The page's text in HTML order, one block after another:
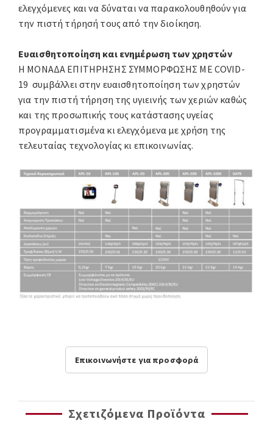
ελεγχόμενες και να δύναται να παρακολουθηθούν για
την πιστή τήρησή τους από την διοίκηση.
Ευαισθητοποίηση και ενημέρωση των χρηστών
Η ΜΟΝΑΔΑ ΕΠΙΤΗΡΗΣΗΣ ΣΥΜΜΟΡΦΩΣΗΣ ΜΕ COVID-
19 συμβάλλει στην ευαισθητοποίηση των χρηστών
για την πιστή τήρηση της υγιεινής των χεριών καθώς
και της προσωπικής τους κατάστασης υγείας
προγραμματισμένα κι ελεγχόμενα με χρήση της
τελευταίας τεχνολογίας κι επικοινωνίας.
Επικοινωνήστε για προσφορά
Σχετιζόμενα Προϊόντα